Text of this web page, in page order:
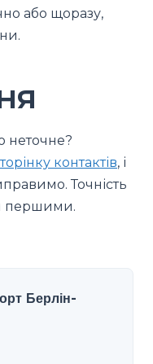
або щоразу,
неточне?
контактів, і
Точність
першими.
Берлін-